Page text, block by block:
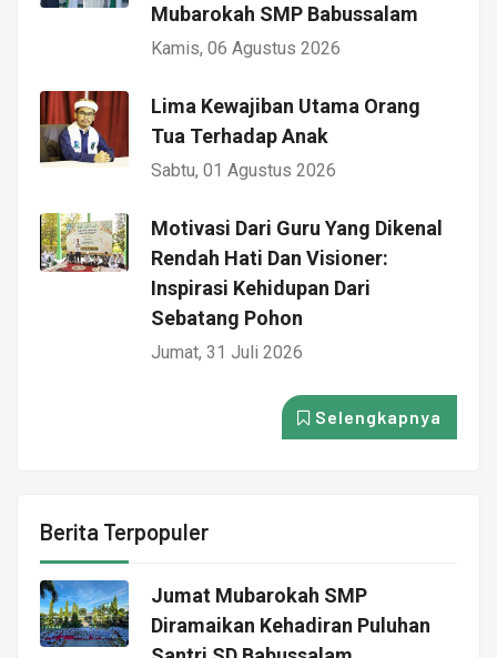
Mubarokah SMP Babussalam
Kamis, 06 Agustus 2026
Lima Kewajiban Utama Orang
Tua Terhadap Anak
Sabtu, 01 Agustus 2026
Motivasi Dari Guru Yang Dikenal
Rendah Hati Dan Visioner:
Inspirasi Kehidupan Dari
Sebatang Pohon
Jumat, 31 Juli 2026
Selengkapnya
Berita Terpopuler
Jumat Mubarokah SMP
Diramaikan Kehadiran Puluhan